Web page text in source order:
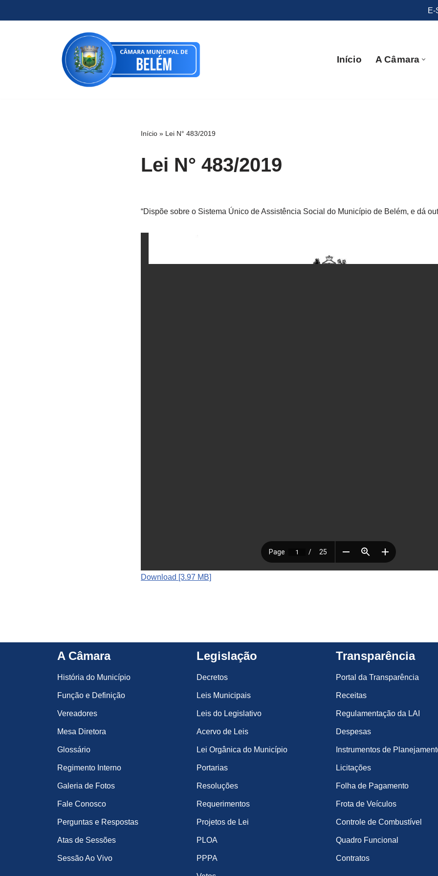
E-
Início A Câmara
Início » Lei N° 483/2019
Lei N° 483/2019
“Dispõe sobre o Sistema Único de Assistência Social do Município de Belém, e dá
Download [3.97 MB]
A Câmara
História do Município
Função e Definição
Vereadores
Mesa Diretora
Glossário
Regimento Interno
Galeria de Fotos
Fale Conosco
Perguntas e Respostas
Atas de Sessões
Sessão Ao Vivo
Legislação
Decretos
Leis Municipais
Leis do Legislativo
Acervo de Leis
Lei Orgânica do Município
Portarias
Resoluções
Requerimentos
Projetos de Lei
PLOA
PPPA
Transparência
Portal da Transparência
Receitas
Regulamentação da LAI
Despesas
Instrumentos de
Licitações
Folha de Pagamento
Frota de Veículos
Controle de Combustível
Quadro Funcional
Contratos